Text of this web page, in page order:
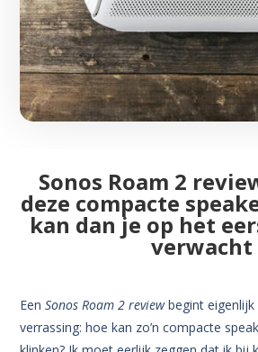
Sonos Roam 2
deze compacte
kan dan je op het
verwacht
EenSonos Roam 2 reviewbegint
verrassing: hoe kan zo’n compacte